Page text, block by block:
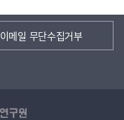
이메일 무단수집거부